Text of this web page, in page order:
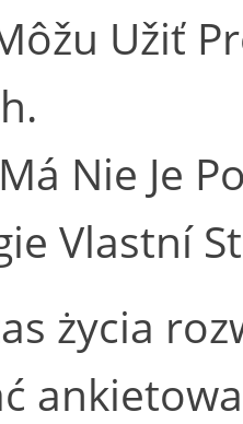
Užiť
Nie Je
Vlastní
życia